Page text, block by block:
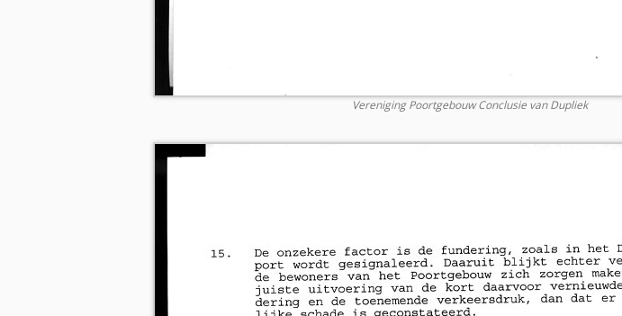
Vereniging Poortgebouw Conclusie van Dupliek